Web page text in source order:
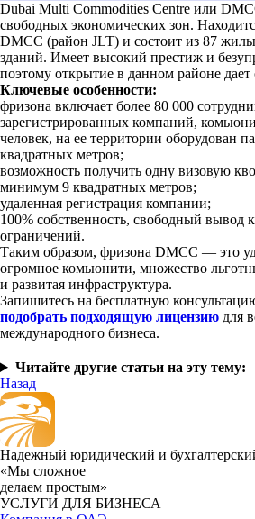
Dubai Multi Commodities Centre или
свободных экономических зон.
DMCC (район JLT) и состоит из 87
зданий. Имеет высокий престиж и
поэтому открытие в данном районе дает
Ключевые особенности:
фризона включает более 80 000
зарегистрированных компаний,
человек, на ее территории оборудован
квадратных метров;
возможность получить одну визовую
минимум 9 квадратных метров;
удаленная регистрация компании;
100% собственность, свободный вывод
ограничений.
Таким образом, фризона DMCC — это
огромное комьюнити, множество
и развитая инфраструктура.
Запишитесь на бесплатную
подобрать подходящую лицензию для
международного бизнеса.
Читайте другие статьи на эту тему:
Назад
Надежный юридический и
«Мы сложное
делаем простым»
УСЛУГИ ДЛЯ БИЗНЕСА